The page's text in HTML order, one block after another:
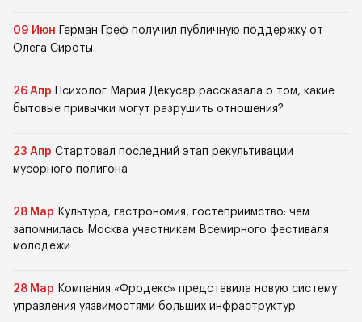
09 Июн
Герман Греф получил публичную поддержку от
Олега Сироты
26 Апр
Психолог Мария Декусар рассказала о том, какие
бытовые привычки могут разрушить отношения?
23 Апр Стартовал последний этап рекультивации
мусорного полигона
28 Мар Культура, гастрономия, гостеприимство: чем
запомнилась Москва участникам Всемирного фестиваля
молодежи
28 Мар Компания «Фродекс» представила новую систему
управления уязвимостями больших инфраструктур